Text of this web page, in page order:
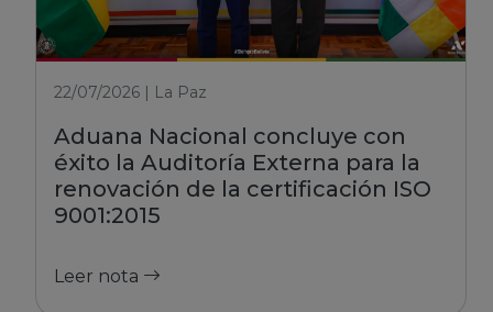
22/07/2026 | La Paz
Aduana Nacional concluye con
éxito la Auditoría Externa para la
renovación de la certificación ISO
9001:2015
Leer nota